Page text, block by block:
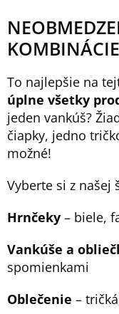
KOMBINÁCIE
To najlepšie na
úplne všetky
jeden vankúš?
čiapky, jedno
možné!
Vyberte si z našej
Hrnčeky – biele,
Vankúše a
spomienkami
Oblečenie –